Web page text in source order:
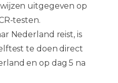
uitgegeven op
testen.
Nederland reist, is
te doen direct
en op dag 5 na